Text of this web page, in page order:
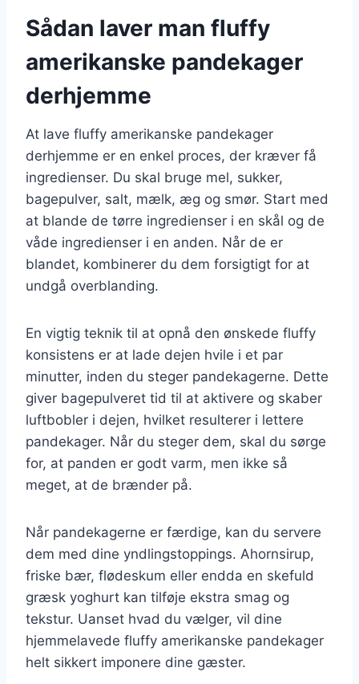
Sådan laver man fluffy
amerikanske pandekager
derhjemme
At lave fluffy amerikanske pandekager
derhjemme er en enkel proces, der kræver få
ingredienser. Du skal bruge mel, sukker,
bagepulver, salt, mælk, æg og smør. Start med
at blande de tørre ingredienser i en skål og de
våde ingredienser i en anden. Når de er
blandet, kombinerer du dem forsigtigt for at
undgå overblanding.
En vigtig teknik til at opnå den ønskede fluffy
konsistens er at lade dejen hvile i et par
minutter, inden du steger pandekagerne. Dette
giver bagepulveret tid til at aktivere og skaber
luftbobler i dejen, hvilket resulterer i lettere
pandekager. Når du steger dem, skal du sørge
for, at panden er godt varm, men ikke så
meget, at de brænder på.
Når pandekagerne er færdige, kan du servere
dem med dine yndlingstoppings. Ahornsirup,
friske bær, flødeskum eller endda en skefuld
græsk yoghurt kan tilføje ekstra smag og
tekstur. Uanset hvad du vælger, vil dine
hjemmelavede fluffy amerikanske pandekager
helt sikkert imponere dine gæster.